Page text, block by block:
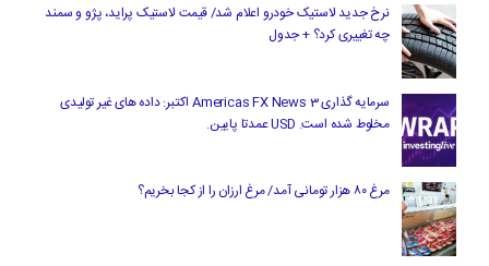
نرخ جدید لاستیک خودرو اعلام شد/ قیمت لاستیک پراید، پژو و سمند
چه تغییری کرد؟ + جدول
سرمایه گذاری Americas FX News 3 اکتبر: داده های غیر تولیدی
مخلوط شده است. USD عمدتا پایین.
مرغ ۸۰ هزار تومانی آمد/ مرغ ارزان را از کجا بخریم؟